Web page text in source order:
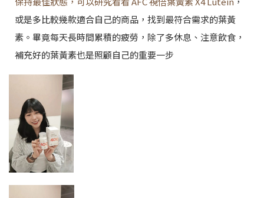
或是多比較幾款適合自己的商品，找到最符合需求的葉黃
素。畢竟每天長時間累積的疲勞，除了多休息、注意飲食，
補充好的葉黃素也是照顧自己的重要一步